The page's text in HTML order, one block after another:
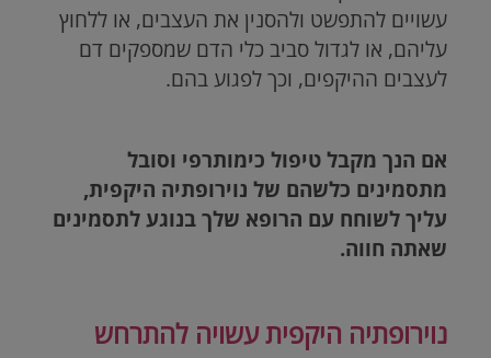
עשויים להתפשט ולהסנין את העצבים, או ללחוץ
עליהם, או לגדול סביב כלי הדם שמספקים דם
לעצבים ההיקפים, וכך לפגוע בהם.
אם הנך מקבל טיפול כימותרפי וסובל
מתסמינים כלשהם של נוירופתיה היקפית,
עליך לשוחח עם הרופא שלך בנוגע לתסמינים
שאתה חווה.
נוירופתיה היקפית עשויה להתרחש